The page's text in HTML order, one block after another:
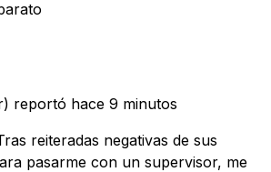
reportó hace 9 minutos
reiteradas negativas de sus
pasarme con un supervisor, me